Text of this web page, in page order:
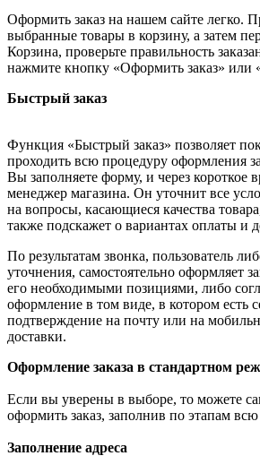
Оформить заказ на нашем сайте легко.
выбранные товары в корзину, а затем
Корзина, проверьте правильность
нажмите кнопку «Оформить заказ» или
Быстрый заказ
Функция «Быстрый заказ» позволяет
проходить всю процедуру оформления
Вы заполняете форму, и через короткое
менеджер магазина. Он уточнит все
на вопросы, касающиеся качества
также подскажет о вариантах оплаты и
По результатам звонка, пользователь
уточнения, самостоятельно оформляет
его необходимыми позициями, либо
оформление в том виде, в котором есть
подтверждение на почту или на
доставки.
Оформление заказа в стандартном
Если вы уверены в выборе, то можете
оформить заказ, заполнив по этапам
Заполнение адреса